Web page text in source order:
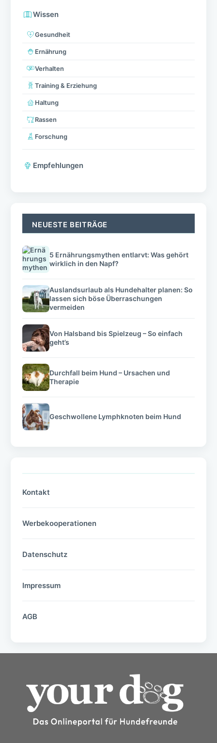
Wissen
Gesundheit
Ernährung
Verhalten
Training & Erziehung
Haltung
Rassen
Forschung
Empfehlungen
NEUESTE BEITRÄGE
5 Ernährungsmythen entlarvt: Was gehört
wirklich in den Napf?
Auslandsurlaub als Hundehalter planen: So
lassen sich böse Überraschungen
vermeiden
Von Halsband bis Spielzeug – So einfach
geht’s
Durchfall beim Hund – Ursachen und
Therapie
Geschwollene Lymphknoten beim Hund
Kontakt
Werbekooperationen
Datenschutz
Impressum
AGB